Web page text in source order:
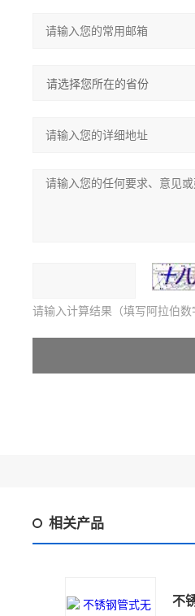
请输入计算结果（填写阿拉伯
相关产品
不